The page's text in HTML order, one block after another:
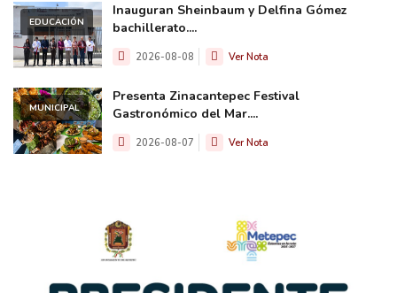
EDUCACIÓN
Inauguran Sheinbaum y Delfina Gómez
bachillerato....
2026-08-08 Ver Nota
MUNICIPAL
Presenta Zinacantepec Festival
Gastronómico del Mar....
2026-08-07 Ver Nota